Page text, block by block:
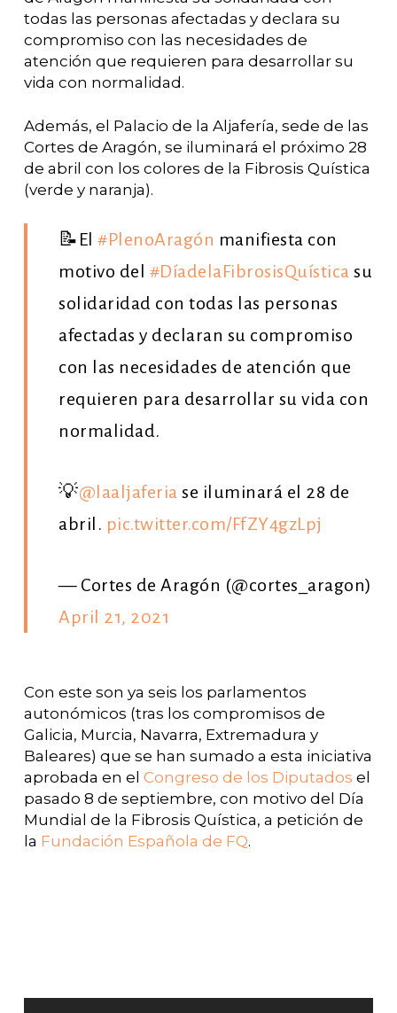
todas las personas afectadas y declara su
compromiso con las necesidades de
atención que requieren para desarrollar su
vida con normalidad.
Además, el Palacio de la Aljafería, sede de las
Cortes de Aragón, se iluminará el próximo 28
de abril con los colores de la Fibrosis Quística
(verde y naranja).
📝El#PlenoAragón manifiesta con
motivo del #DíadelaFibrosisQuística su
solidaridad con todas las personas
afectadas y declaran su compromiso
con las necesidades de atención que
requieren para desarrollar su vida con
normalidad.
💡@laaljaferia se iluminará el 28 de
abril. pic.twitter.com/FfZY4gzLpj
— Cortes de Aragón (@cortes_aragon)
April 21, 2021
Con este son ya seis los parlamentos
autonómicos (tras los compromisos de
Galicia, Murcia, Navarra, Extremadura y
Baleares) que se han sumado a esta iniciativa
aprobada en el Congreso de los Diputados el
pasado 8 de septiembre, con motivo del Día
Mundial de la Fibrosis Quística, a petición de
la Fundación Española de FQ.